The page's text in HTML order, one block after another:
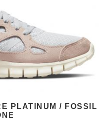
PLATINUM / FOSSIL